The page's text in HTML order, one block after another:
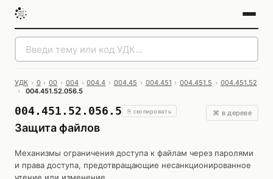
УДК › 0 › 00 › 004 › 004.4 › 004.45 › 004.451 › 004.451.5 › 004.451.52
›
004.451.52.056.5
004.451.52.056.5 ⎘ скопировать
Защита файлов
⌘ в дереве
Механизмы ограничения доступа к файлам через паролями
и права доступа, предотвращающие несанкционированное